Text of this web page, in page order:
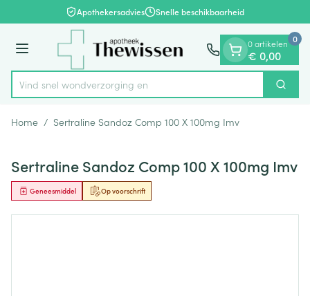
Ga naar de inhoudApothekersadvies Snelle beschikbaarheid
Menu
Product, merk, categorie...
Vind snel wondverzo Zoek
0 artikelen
€ 0,00
0
Home / Sertraline Sandoz Comp 100 X 100mg Imv
Sertraline Sandoz Comp 100 X 100mg Imv
Op voorschrift
Geneesmiddel